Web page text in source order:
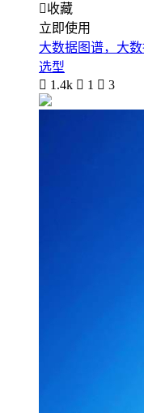
收藏
立即使用
大数据图谱，大
选型
 1.4k  1  3